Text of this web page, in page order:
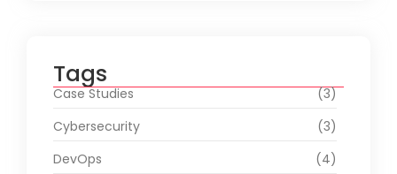
Tags
Case Studies
(3)
Cybersecurity
(3)
DevOps
(4)